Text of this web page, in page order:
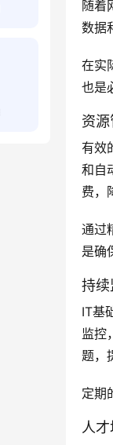
随着
数据
在实
也是
资
有效
和自
费，
通过
是确
持续
IT基
监控
题，
定期
人